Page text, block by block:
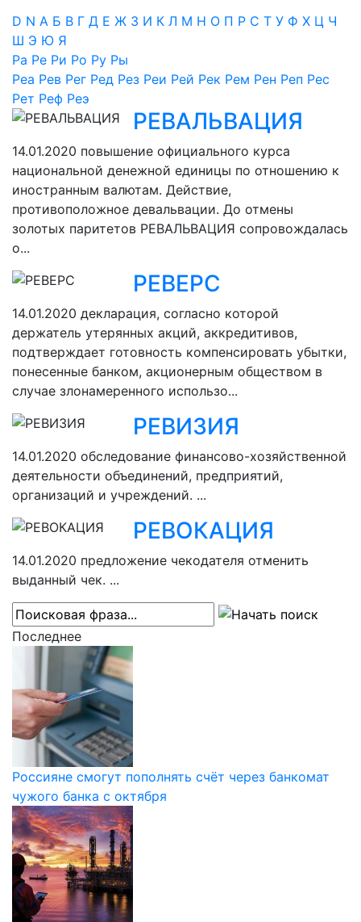
D N А Б В Г Д Е Ж З И К Л М Н О П Р С Т У Ф Х Ц Ч
Ш Э Ю Я
Ра Ре Ри Ро Ру Ры
Реа Рев Рег Ред Рез Реи Рей Рек Рем Рен Реп Рес
Рет Реф Реэ
РЕВАЛЬВАЦИЯ
14.01.2020 повышение официального курса
национальной денежной единицы по отношению к
иностранным валютам. Действие,
противоположное девальвации. До отмены
золотых паритетов РЕВАЛЬВАЦИЯ сопровождалась
о...
РЕВЕРС
14.01.2020 декларация, согласно которой
держатель утерянных акций, аккредитивов,
подтверждает готовность компенсировать убытки,
понесенные банком, акционерным обществом в
случае злонамеренного использо...
РЕВИЗИЯ
14.01.2020 обследование финансово-хозяйственной
деятельности объединений, предприятий,
организаций и учреждений. ...
РЕВОКАЦИЯ
14.01.2020 предложение чекодателя отменить
выданный чек. ...
Последнее
Россияне смогут пополнять счёт через банкомат
чужого банка с октября